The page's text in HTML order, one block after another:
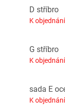
D stříbro
K
G stříbro
K
sada E
K